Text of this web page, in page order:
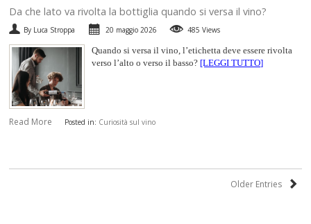
​Da che lato va rivolta la bottiglia quando si versa il vino?
By Luca Stroppa 20 maggio 2026 485 Views
Quando si versa il vino, l’etichetta deve essere rivolta
verso l’alto o verso il basso? [LEGGI TUTTO]
Read More Posted in: Curiosità sul vino
Older Entries